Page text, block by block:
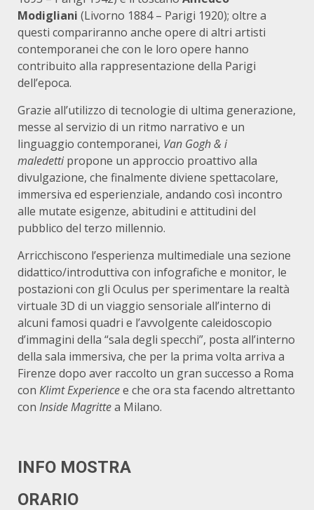
Modigliani (Livorno 1884 – Parigi 1920); oltre a
questi compariranno anche opere di altri artisti
contemporanei che con le loro opere hanno
contribuito alla rappresentazione della Parigi
dell’epoca.
Grazie all’utilizzo di tecnologie di ultima generazione,
messe al servizio di un ritmo narrativo e un
linguaggio contemporanei, Van Gogh & i
maledetti propone un approccio proattivo alla
divulgazione, che finalmente diviene spettacolare,
immersiva ed esperienziale, andando così incontro
alle mutate esigenze, abitudini e attitudini del
pubblico del terzo millennio.
Arricchiscono l’esperienza multimediale una sezione
didattico/introduttiva con infografiche e monitor, le
postazioni con gli Oculus per sperimentare la realtà
virtuale 3D di un viaggio sensoriale all’interno di
alcuni famosi quadri e l’avvolgente caleidoscopio
d’immagini della “sala degli specchi”, posta all’interno
della sala immersiva, che per la prima volta arriva a
Firenze dopo aver raccolto un gran successo a Roma
con Klimt Experiencee che ora sta facendo altrettanto
con Inside Magrittea Milano.
INFO MOSTRA
ORARIO